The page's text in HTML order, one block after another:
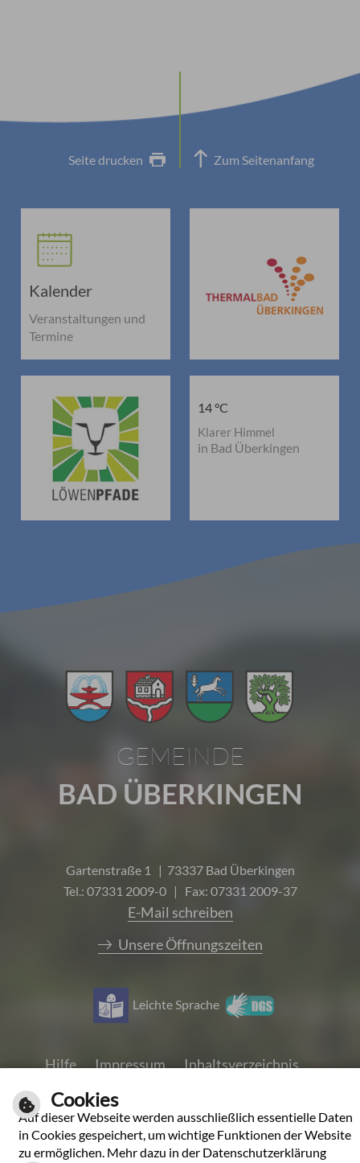
Seite drucken Zum Seitenanfang
Kalender
Veranstaltungen und
Termine
14 °C
Klarer Himmel
in Bad Überkingen
GEMEINDE
BAD ÜBERKINGEN
Gartenstraße 1 | 73337 Bad Überkingen
Tel.: 07331 2009-0 | Fax: 07331 2009-37
E-Mail schreiben
Unsere Öffnungszeiten
Leichte Sprache
Hilfe Impressum
Inhaltsverzeichnis
Cookies
Auf dieser Webseite werden ausschließlich essentielle Daten
in Cookies gespeichert, um wichtige Funktionen der Website
zu ermöglichen. Mehr dazu in der Datenschutzerklärung